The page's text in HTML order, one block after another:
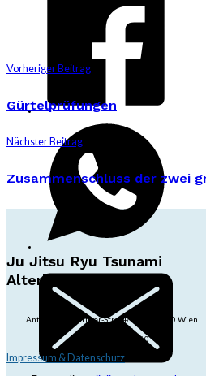
Vorheriger Beitrag
Gürtelprüfungen
Nächster Beitrag
Zusammenschluss der zwei
Ju Jitsu Ryu Tsunami
Alterlaa
Anton-Baumgartner-Str. 44/B8/01, 1230 Wien
dojo@jjrt.at
+43 6991 171 81 60
Impressum & Datenschutz